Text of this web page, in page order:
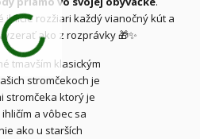
rozžiari každý vianočný kút a
ako z rozprávky 🎁✨
tmavším klasickým
stromčekoch je
stromčeka ktorý je
a vôbec sa
ako u starších